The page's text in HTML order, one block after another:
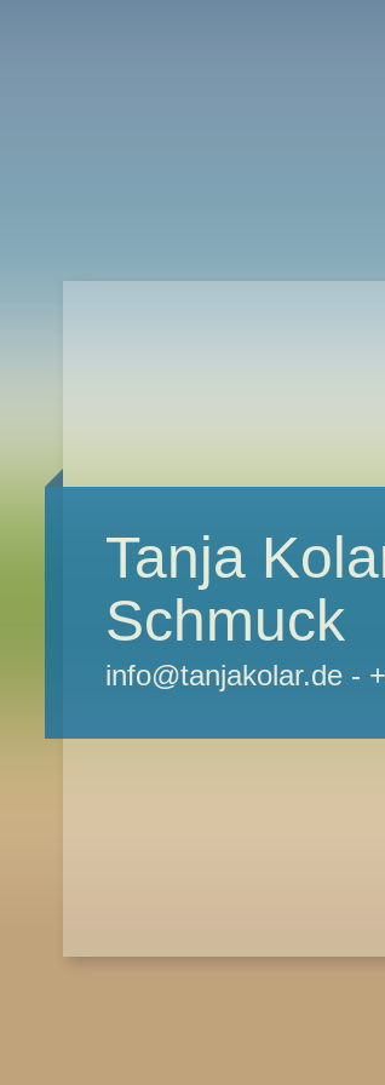
Tanja
Schmuck
info@tanjakolar.de -